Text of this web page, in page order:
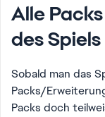
Alle
des
Sobald man das
Packs/
Packs doch